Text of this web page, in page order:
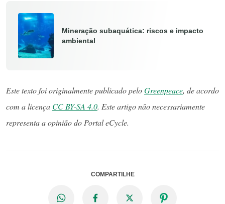
Mineração subaquática: riscos e impacto
ambiental
Este texto foi originalmente publicado peloGreenpeace, de acordo
com a licença CC BY-SA 4.0. Este artigo não necessariamente
representa a opinião do Portal eCycle.
COMPARTILHE